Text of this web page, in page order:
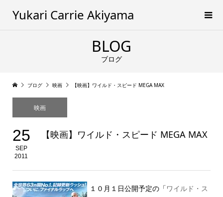
Yukari Carrie Akiyama
BLOG
ブログ
ブログ 映画 【映画】ワイルド・スピード MEGA MAX
映画
25
SEP
2011
【映画】ワイルド・スピード MEGA MAX
１０月１日公開予定の「ワイルド・ス